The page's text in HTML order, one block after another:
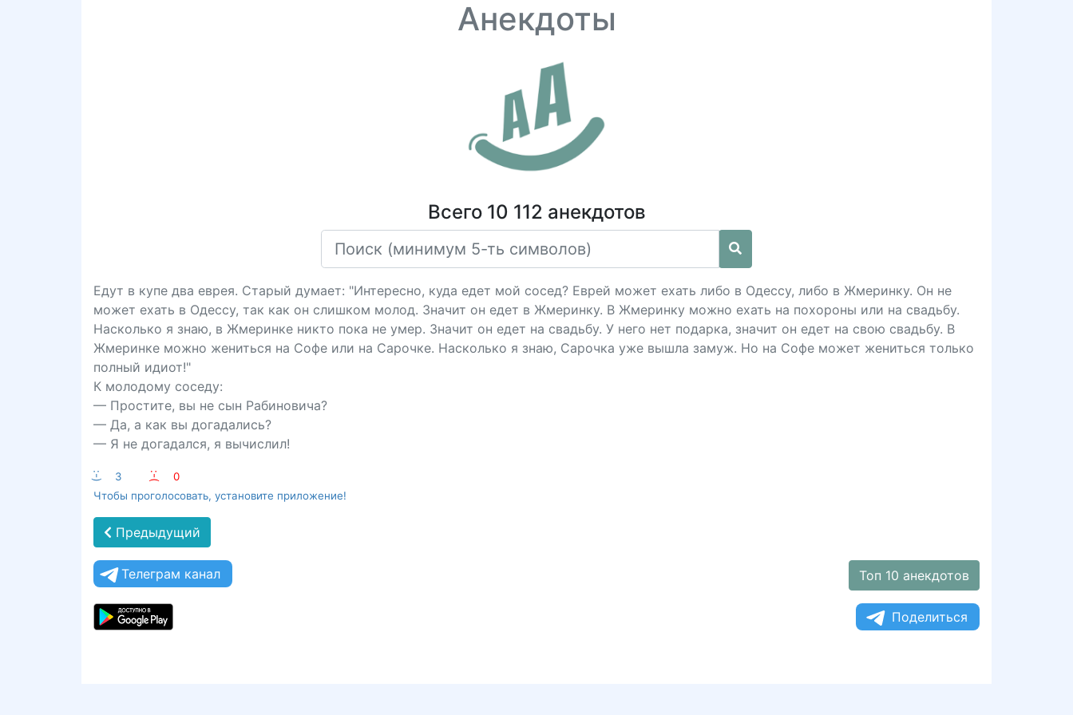
Анекдоты
Всего 10 112 анекдотов
Едут в купе два еврея. Старый думает: "Интересно, куда едет мой сосед? Еврей может ехать либо в Одессу, либо в Жмеринку. Он не
может ехать в Одессу, так как он слишком молод. Значит он едет в Жмеринку. В Жмеринку можно ехать на похороны или на свадьбу.
Насколько я знаю, в Жмеринке никто пока не умер. Значит он едет на свадьбу. У него нет подарка, значит он едет на свою свадьбу. В
Жмеринке можно жениться на Софе или на Сарочке. Насколько я знаю, Сарочка уже вышла замуж. Но на Софе может жениться только
полный идиот!"
К молодому соседу:
— Простите, вы не сын Рабиновича?
— Да, а как вы догадались?
— Я не догадался, я вычислил!
:-) 3 :-(
0
Чтобы проголосовать, установите приложение!
Предыдущий
Телеграм канал Топ 10 анекдотов
Поделиться